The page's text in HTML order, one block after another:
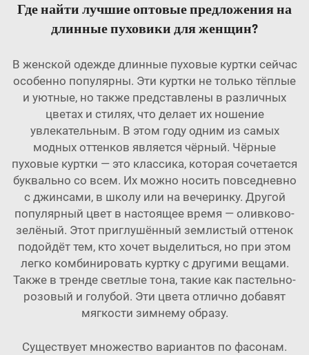
Где найти лучшие оптовые предложения на
длинные пуховики для женщин?
В женской одежде длинные пуховые куртки сейчас
особенно популярны. Эти куртки не только тёплые
и уютные, но также представлены в различных
цветах и стилях, что делает их ношение
увлекательным. В этом году одним из самых
модных оттенков является чёрный. Чёрные
пуховые куртки — это классика, которая сочетается
буквально со всем. Их можно носить повседневно
с джинсами, в школу или на вечеринку. Другой
популярный цвет в настоящее время — оливково-
зелёный. Этот приглушённый землистый оттенок
подойдёт тем, кто хочет выделиться, но при этом
легко комбинировать куртку с другими вещами.
Также в тренде светлые тона, такие как пастельно-
розовый и голубой. Эти цвета отлично добавят
мягкости зимнему образу.
Существует множество вариантов по фасонам.